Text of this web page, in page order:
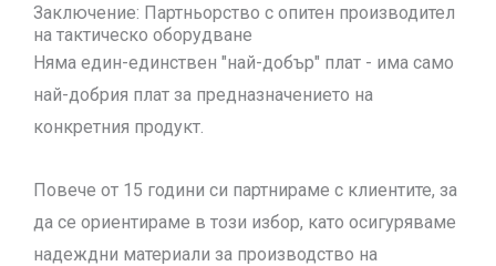
Заключение: Партньорство с опитен производител
на тактическо оборудване
Няма един-единствен "най-добър" плат - има само
най-добрия плат за предназначението на
конкретния продукт.
Повече от 15 години си партнираме с клиентите, за
да се ориентираме в този избор, като осигуряваме
надеждни материали за производство на